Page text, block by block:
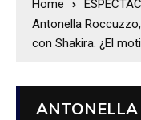
Home
Antonella
con Shakira. ¿El
ANTONELLA